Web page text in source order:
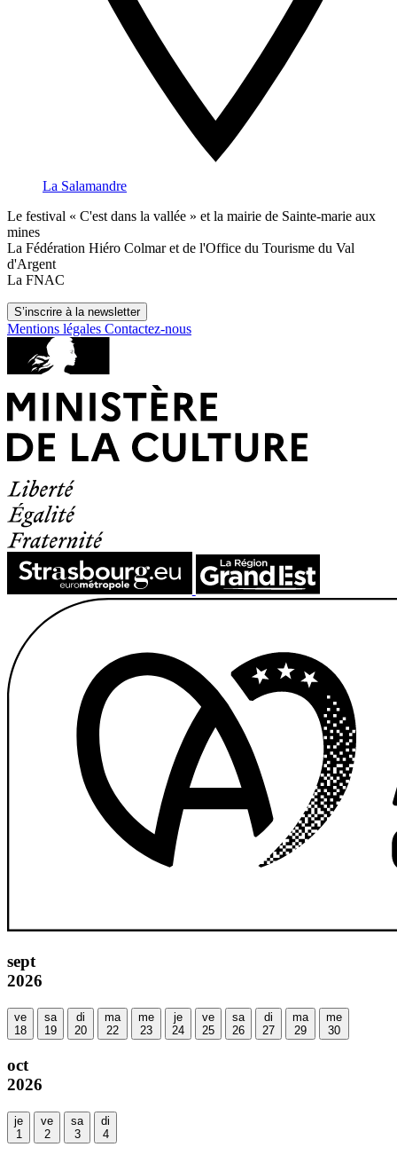
La Salamandre
Le festival « C'est dans la vallée » et la mairie de Sainte-marie aux
mines
La Fédération Hiéro Colmar et de l'Office du Tourisme du Val
d'Argent
La FNAC
S’inscrire à la newsletter
Mentions légales Contactez-nous
sept
2026
ve
18
sa
19
di
20
ma
22
me
23
je
24
ve
25
sa
26
di
27
ma
29
me
30
oct
2026
je
1
ve
2
sa
3
di
4